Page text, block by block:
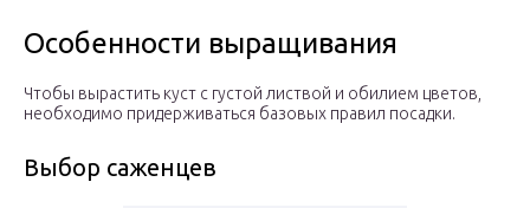
Особенности выращивания
Чтобы вырастить куст с густой листвой и обилием цветов,
необходимо придерживаться базовых правил посадки.
Выбор саженцев